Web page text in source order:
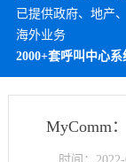
已提供政府、地产
海外业务
2000+套呼叫中心
MyComm